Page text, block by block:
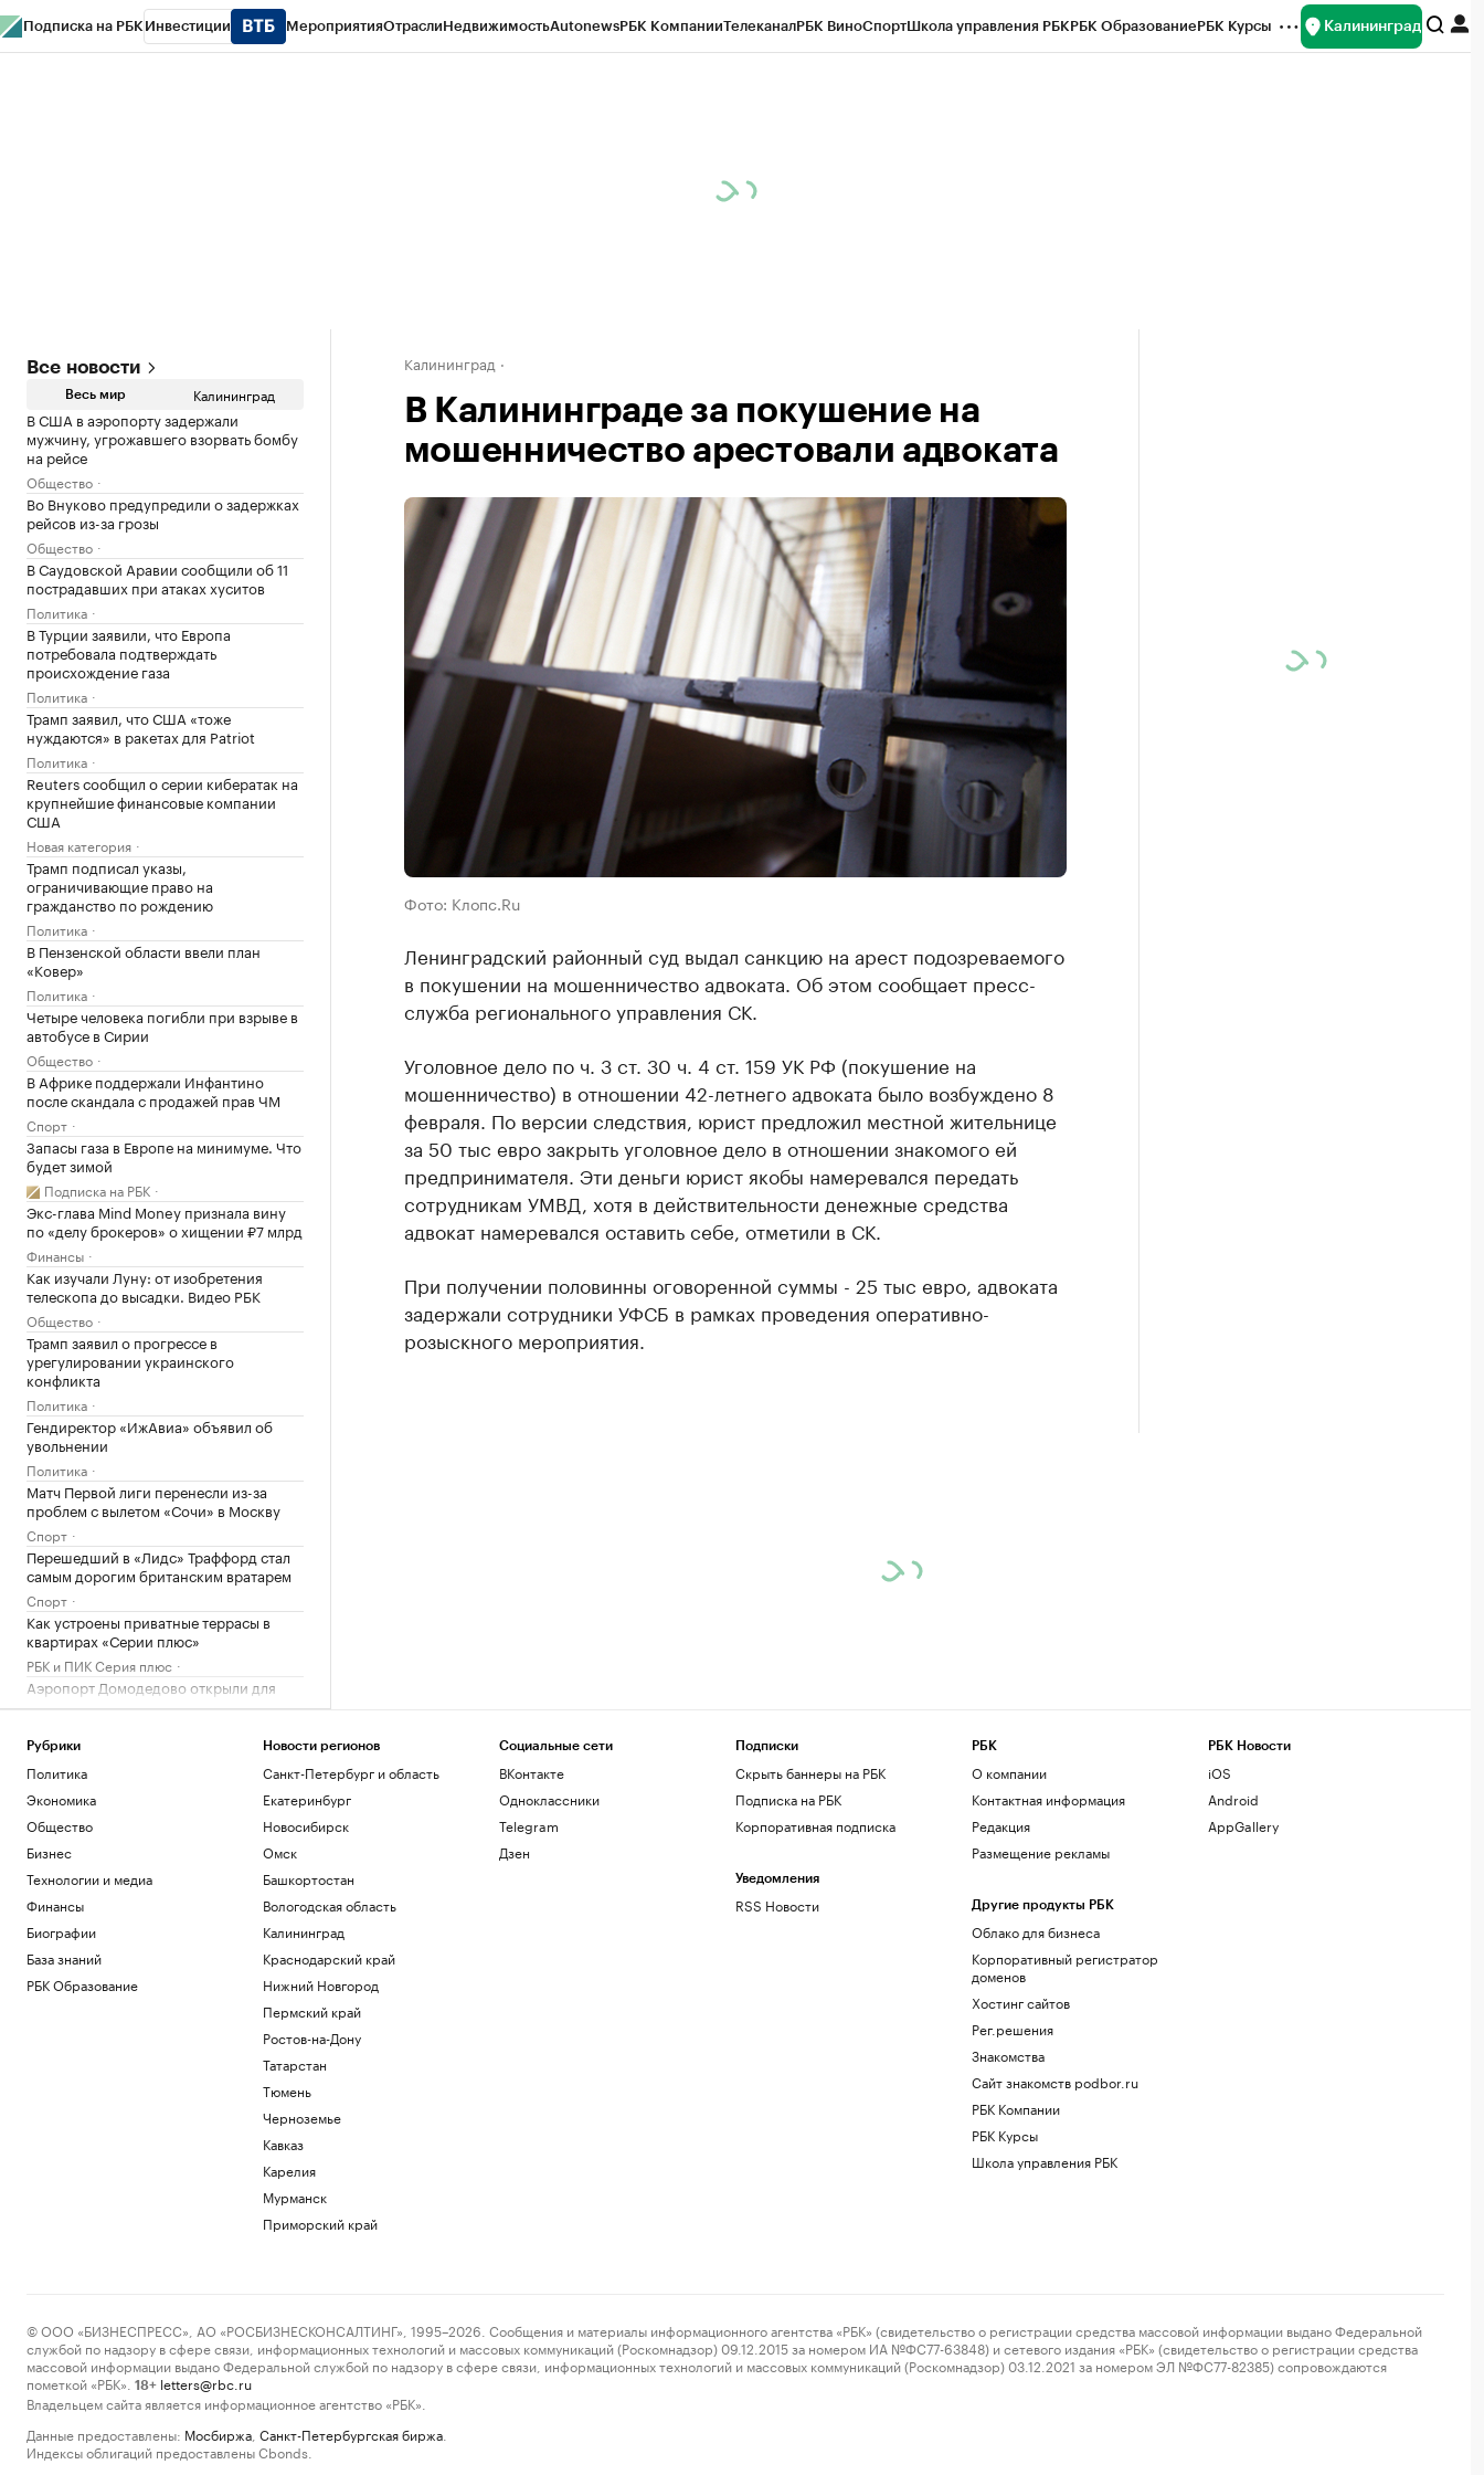
Подписка на РБК Инвестиции МероприятияОтраслиНедвижимостьAutonewsРБК КомпанииТелеканалРБК ВиноСпортШкола управления РБКРБК ОбразованиеРБК Курсы Калининград
Все новости
Весь мир Калининград
В США в аэропорту задержали
мужчину, угрожавшего взорвать бомбу
на рейсе
Общество
Во Внуково предупредили о задержках
рейсов из-за грозы
Общество
В Саудовской Аравии сообщили об 11
пострадавших при атаках хуситов
Политика
В Турции заявили, что Европа
потребовала подтверждать
происхождение газа
Политика
Трамп заявил, что США «тоже
нуждаются» в ракетах для Patriot
Политика
Reuters сообщил о серии кибератак на
крупнейшие финансовые компании
США
Новая категория
Трамп подписал указы,
ограничивающие право на
гражданство по рождению
Политика
В Пензенской области ввели план
«Ковер»
Политика
Четыре человека погибли при взрыве в
автобусе в Сирии
Общество
В Африке поддержали Инфантино
после скандала с продажей прав ЧМ
Спорт
Запасы газа в Европе на минимуме. Что
будет зимой
Подписка на РБК
Экс-глава Mind Money признала вину
по «делу брокеров» о хищении ₽7 млрд
Финансы
Как изучали Луну: от изобретения
телескопа до высадки. Видео РБК
Общество
Трамп заявил о прогрессе в
урегулировании украинского
конфликта
Политика
Гендиректор «ИжАвиа» объявил об
увольнении
Политика
Матч Первой лиги перенесли из-за
проблем с вылетом «Сочи» в Москву
Спорт
Перешедший в «Лидс» Траффорд стал
самым дорогим британским вратарем
Спорт
Как устроены приватные террасы в
квартирах «Серии плюс»
РБК и ПИК Серия плюс
Аэропорт Домодедово открыли для
приема и вылета самолетов
Женщина и ребенок погибли во время
непогоды в Смоленске
Общество
Калининград
В Калининграде за покушение на
мошенничество арестовали адвоката
Фото: Клопс.Ru
Ленинградский районный суд выдал санкцию на арест подозреваемого
в покушении на мошенничество адвоката. Об этом сообщает пресс-
служба регионального управления СК.
Уголовное дело по ч. 3 ст. 30 ч. 4 ст. 159 УК РФ (покушение на
мошенничество) в отношении 42-летнего адвоката было возбуждено 8
февраля. По версии следствия, юрист предложил местной жительнице
за 50 тыс евро закрыть уголовное дело в отношении знакомого ей
предпринимателя. Эти деньги юрист якобы намеревался передать
сотрудникам УМВД, хотя в действительности денежные средства
адвокат намеревался оставить себе, отметили в СК.
При получении половинны оговоренной суммы - 25 тыс евро, адвоката
задержали сотрудники УФСБ в рамках проведения оперативно-
розыскного мероприятия.
Рубрики
Политика
Экономика
Общество
Бизнес
Технологии и медиа
Финансы
Биографии
База знаний
РБК Образование
Новости регионов
Санкт-Петербург и область
Екатеринбург
Новосибирск
Омск
Башкортостан
Вологодская область
Калининград
Краснодарский край
Нижний Новгород
Пермский край
Ростов-на-Дону
Татарстан
Тюмень
Черноземье
Кавказ
Карелия
Мурманск
Приморский край
Социальные сети
ВКонтакте
Одноклассники
Telegram
Дзен
Подписки
Скрыть баннеры на РБК
Подписка на РБК
Корпоративная подписка
Уведомления
RSS Новости
РБК
О компании
Контактная информация
Редакция
Размещение рекламы
Другие продукты РБК
Облако для бизнеса
Корпоративный регистратор
доменов
Хостинг сайтов
Рег.решения
Знакомства
Сайт знакомств podbor.ru
РБК Компании
РБК Курсы
Школа управления РБК
РБК Новости
iOS
Android
AppGallery
© ООО «БИЗНЕСПРЕСС», АО «РОСБИЗНЕСКОНСАЛТИНГ», 1995–2026. Сообщения и материалы информационного агентства «РБК» (свидетельство о регистрации средства массовой информации выдано Федеральной
службой по надзору в сфере связи, информационных технологий и массовых коммуникаций (Роскомнадзор) 09.12.2015 за номером ИА №ФС77-63848) и сетевого издания «РБК» (свидетельство о регистрации средства
массовой информации выдано Федеральной службой по надзору в сфере связи, информационных технологий и массовых коммуникаций (Роскомнадзор) 03.12.2021 за номером ЭЛ №ФС77-82385) сопровождаются
пометкой «РБК».
18+ letters@rbc.ru
Владельцем сайта является информационное агентство «РБК».
Данные предоставлены: Мосбиржа Санкт-Петербургская биржа
Индексы облигаций предоставлены Cbonds.